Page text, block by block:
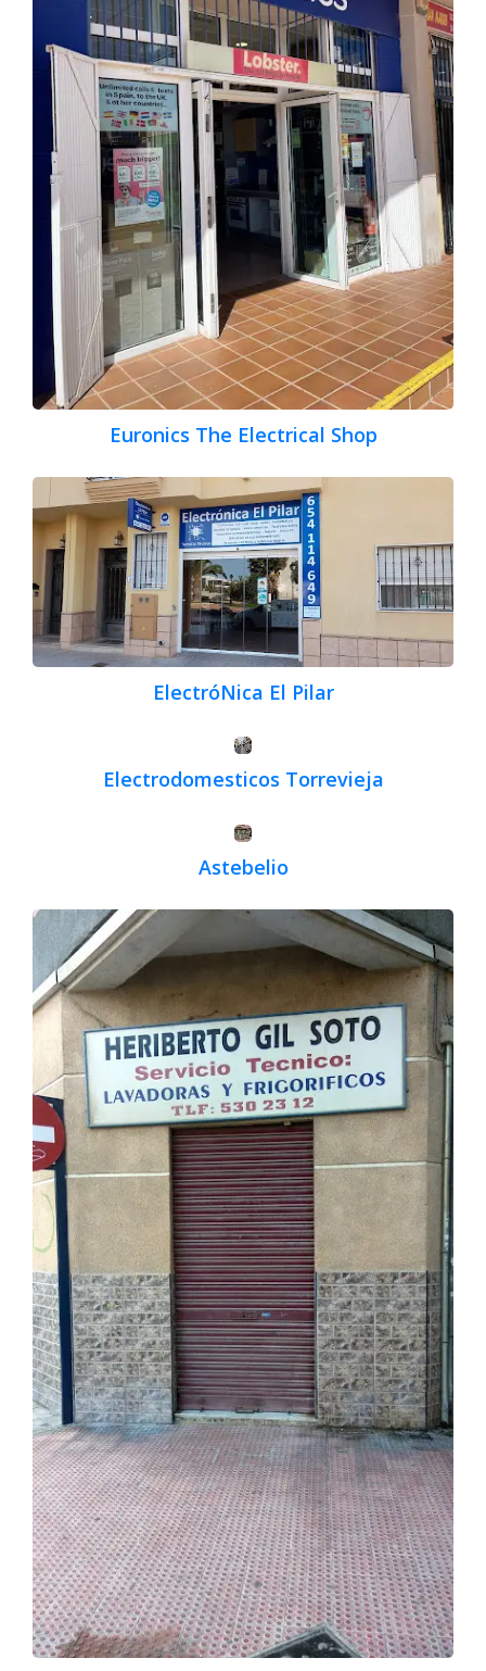
Euronics The Electrical Shop
ElectróNica El Pilar
Electrodomesticos Torrevieja
Astebelio